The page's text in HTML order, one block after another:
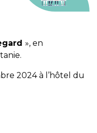
», en
2024 à l’hôtel du